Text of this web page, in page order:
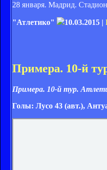
28 января. Мадрид.
"Атлетико" 10.03.2015 |
Примера. 10-й
Примера. 10-й тур.
Голы: Лусо 43 (авт.),